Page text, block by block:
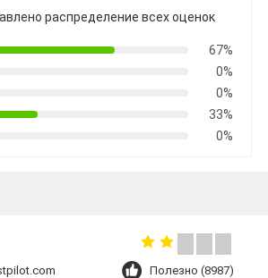
распределение всех оценок
67%
0%
0%
33%
0%
Полезно (8987)